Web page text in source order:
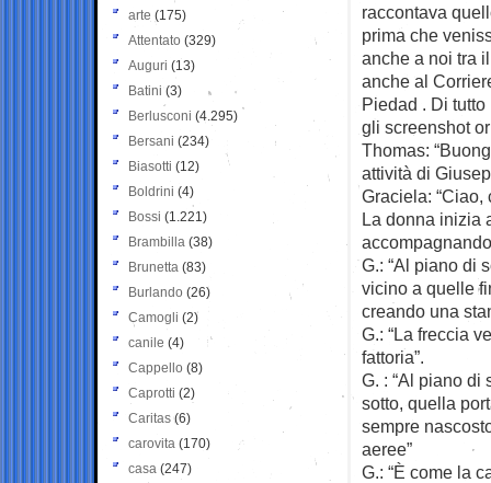
raccontava
prima che
anche a noi tra
anche al
Piedad . Di
gli screenshot
Thomas:
attività di
Graciela:
La donna inizia
G.: “Al piano di
vicino a quelle
creando una
G.: “La freccia
fattoria”.
G. : “Al piano di
sotto, quella
sempre
aeree”
G.: “È come la
arte (175)
Attentato (329)
Auguri (13)
Batini (3)
Berlusconi (4.295)
Bersani (234)
Biasotti (12)
Boldrini (4)
Bossi (1.221)
Brambilla (38)
Brunetta (83)
Burlando (26)
Camogli (2)
canile (4)
Cappello (8)
Caprotti (2)
Caritas (6)
carovita (170)
casa (247)